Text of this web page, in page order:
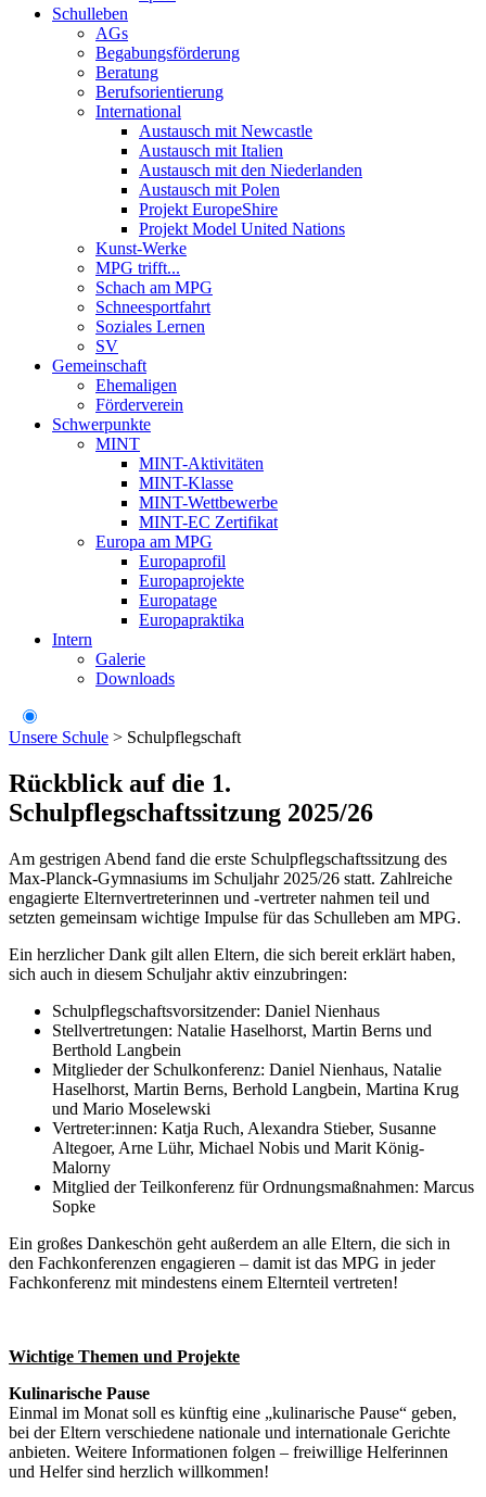
Schulleben
AGs
Begabungsförderung
Beratung
Berufsorientierung
International
Austausch mit Newcastle
Austausch mit Italien
Austausch mit den Niederlanden
Austausch mit Polen
Projekt EuropeShire
Projekt Model United Nations
Kunst-Werke
MPG trifft...
Schach am MPG
Schneesportfahrt
Soziales Lernen
SV
Gemeinschaft
Ehemaligen
Förderverein
Schwerpunkte
MINT
MINT-Aktivitäten
MINT-Klasse
MINT-Wettbewerbe
MINT-EC Zertifikat
Europa am MPG
Europaprofil
Europaprojekte
Europatage
Europapraktika
Intern
Galerie
Downloads
Unsere Schule > Schulpflegschaft
Rückblick auf die 1.
Schulpflegschaftssitzung 2025/26
Am gestrigen Abend fand die erste Schulpflegschaftssitzung des
Max-Planck-Gymnasiums im Schuljahr 2025/26 statt. Zahlreiche
engagierte Elternvertreterinnen und -vertreter nahmen teil und
setzten gemeinsam wichtige Impulse für das Schulleben am MPG.
Ein herzlicher Dank gilt allen Eltern, die sich bereit erklärt haben,
sich auch in diesem Schuljahr aktiv einzubringen:
Schulpflegschaftsvorsitzender: Daniel Nienhaus
Stellvertretungen: Natalie Haselhorst, Martin Berns und
Berthold Langbein
Mitglieder der Schulkonferenz: Daniel Nienhaus, Natalie
Haselhorst, Martin Berns, Berhold Langbein, Martina Krug
und Mario Moselewski
Vertreter:innen: Katja Ruch, Alexandra Stieber, Susanne
Altegoer, Arne Lühr, Michael Nobis und Marit König-
Malorny
Mitglied der Teilkonferenz für Ordnungsmaßnahmen: Marcus
Sopke
Ein großes Dankeschön geht außerdem an alle Eltern, die sich in
den Fachkonferenzen engagieren – damit ist das MPG in jeder
Fachkonferenz mit mindestens einem Elternteil vertreten!
Wichtige Themen und Projekte
Kulinarische Pause
Einmal im Monat soll es künftig eine „kulinarische Pause“ geben,
bei der Eltern verschiedene nationale und internationale Gerichte
anbieten. Weitere Informationen folgen – freiwillige Helferinnen
und Helfer sind herzlich willkommen!